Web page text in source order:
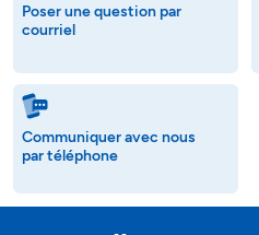
Poser une question par
courriel
Communiquer avec nous
par téléphone